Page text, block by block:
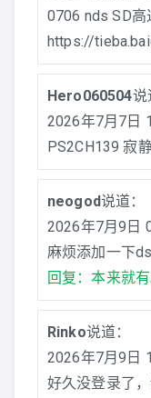
0706 nds SD高
https://
Hero060504说
2026年7月7日
PS2CH139 寂
neogod说道：
2026年7月9日
麻烦添加一下
回复：本来就有
Rinko说道：
2026年7月9日
好久没登录了